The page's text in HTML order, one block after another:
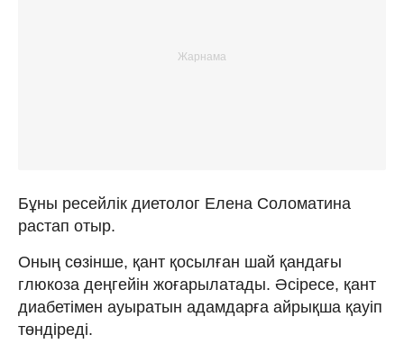
Бұны ресейлік диетолог Елена Соломатина
растап отыр.
Оның сөзінше, қант қосылған шай қандағы
глюкоза деңгейін жоғарылатады. Әсіресе, қант
диабетімен ауыратын адамдарға айрықша қауіп
төндіреді.